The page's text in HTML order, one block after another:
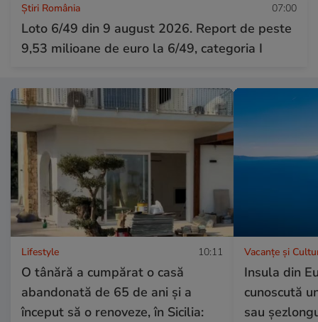
Știri România 07:00
Loto 6/49 din 9 august 2026. Report de peste
9,53 milioane de euro la 6/49, categoria I
Lifestyle 10:11
O tânără a cumpărat o casă
abandonată de 65 de ani și a
început să o renoveze, în Sicilia:
Vacanțe și
Insula din
cunoscută
sau